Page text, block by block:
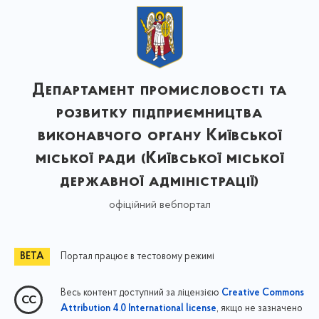
Департамент промисловості та
розвитку підприємництва
виконавчого органу Київської
міської ради (Київської міської
державної адміністрації)
офіційний вебпортал
Портал працює в тестовому режимі
Весь контент доступний за ліцензією Creative Commons
Attribution 4.0 International license, якщо не зазначено